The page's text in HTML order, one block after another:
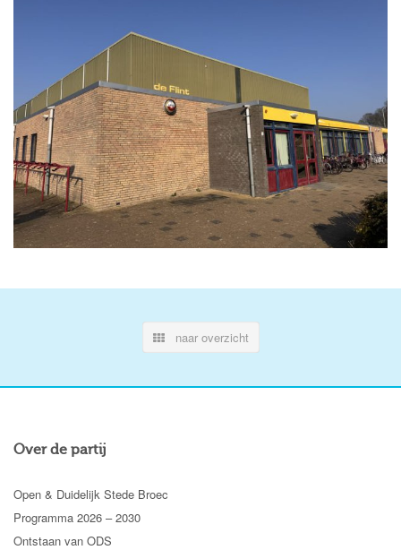
naar overzicht
Over de partij
Open & Duidelijk Stede Broec
Programma 2026 – 2030
Ontstaan van ODS